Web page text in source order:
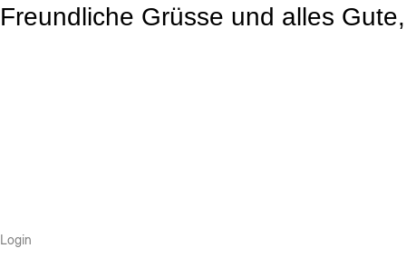
Freundliche Grüsse und alles
Login